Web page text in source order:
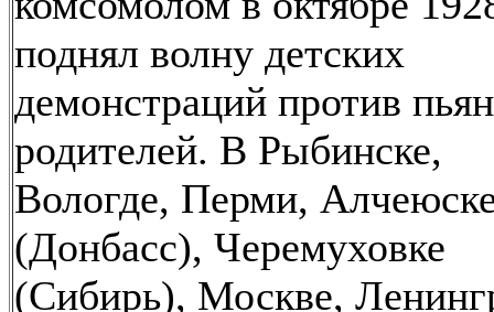
поднял волну детских
демонстраций против
родителей. В Рыбинске,
Вологде, Перми,
(Донбасс), Черемуховке
(Сибирь), Москве,